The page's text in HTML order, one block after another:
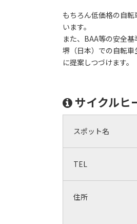
もちろん低価格の自
います。
また、BAA等の安全基
堺（日本）での自転
に提案しつづけます。
サイクルヒ
スポット名
TEL
住所